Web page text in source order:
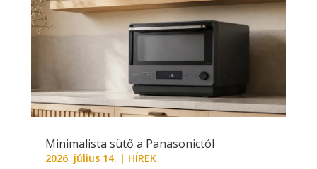
Minimalista sütő a Panasonictól
2026. július 14. | HÍREK